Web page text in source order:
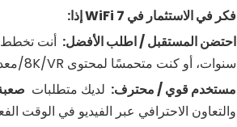
فكر في الاستثمار في
WiFi 7 إذا:
احتضن المستقبل / اطلب الأفضل:
سنوات، أو كنت متحمسًا لمحتوى 8K/VR/معدل البت العالي للغاية.
مستخدم قوي / محترف: لديك متطلبات
والتعاون الاحترافي عبر الفيديو في الوقت